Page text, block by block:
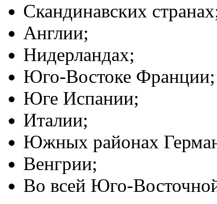
Скандинавских
Англии;
Нидерландах;
Юго-Востоке Франции;
Юге Испании;
Италии;
Южных районах
Венгрии;
Во всей Юго-